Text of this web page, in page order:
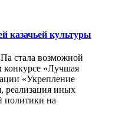
казачьей культуры
стала возможной
конкурсе «Лучшая
«Укрепление
реализация иных
политики на